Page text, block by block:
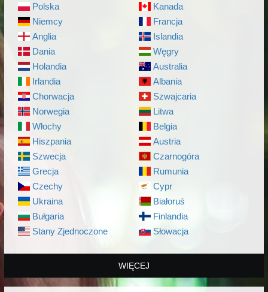
Polska
Niemcy
Anglia
Dania
Holandia
Irlandia
Chorwacja
Norwegia
Włochy
Hiszpania
Szwecja
Grecja
Czechy
Ukraina
Bułgaria
Stany Zjednoczone
Kanada
Francja
Islandia
Węgry
Australia
Albania
Szwajcaria
Litwa
Belgia
Austria
Czarnogóra
Rumunia
Cypr
Białoruś
Finlandia
Słowacja
WIĘCEJ